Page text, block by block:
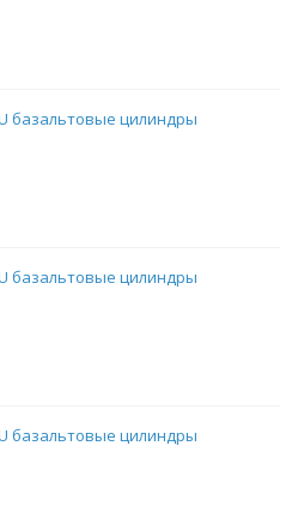
базальтовые цилиндры
базальтовые цилиндры
базальтовые цилиндры